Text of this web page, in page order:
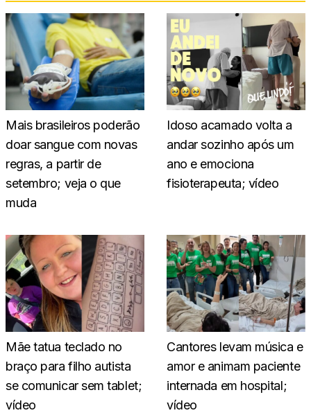
Mais brasileiros poderão
doar sangue com novas
regras, a partir de
setembro; veja o que
muda
Idoso acamado volta a
andar sozinho após um
ano e emociona
fisioterapeuta; vídeo
Mãe tatua teclado no
braço para filho autista
se comunicar sem tablet;
vídeo
Cantores levam música e
amor e animam paciente
internada em hospital;
vídeo